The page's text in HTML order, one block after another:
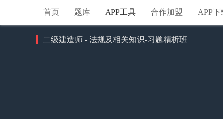
首页 题库 APP工具 合作加盟 APP下
二级建造师 - 法规及相关知识-习题精析班